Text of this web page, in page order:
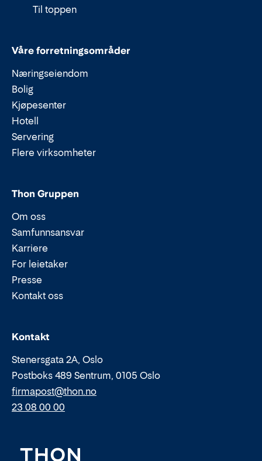
Til toppen
Våre forretningsområder
Næringseiendom
Bolig
Kjøpesenter
Hotell
Servering
Flere virksomheter
Thon Gruppen
Om oss
Samfunnsansvar
Karriere
For leietaker
Presse
Kontakt oss
Kontakt
Stenersgata 2A, Oslo
Postboks 489 Sentrum, 0105 Oslo
Epost:
firmapost@thon.no
Telefon:
23 08 00 00